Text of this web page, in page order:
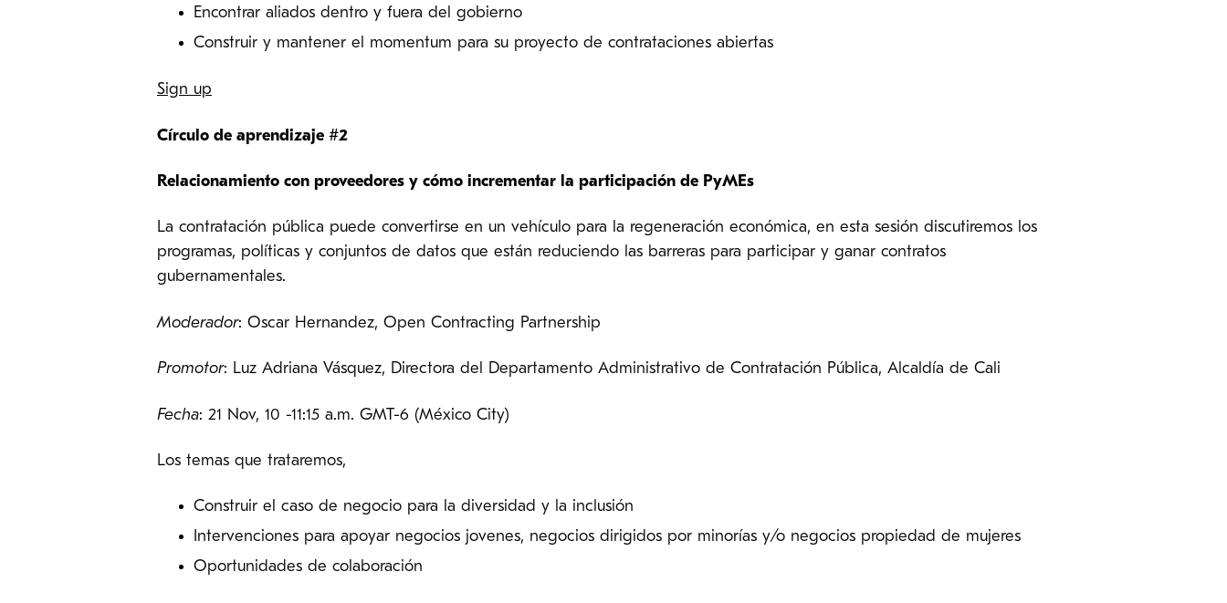
Encontrar aliados dentro y fuera del gobierno
Construir y mantener el momentum para su proyecto de contrataciones abiertas
Sign up
Círculo de aprendizaje #2
Relacionamiento con proveedores y cómo incrementar la participación de PyMEs
La contratación pública puede convertirse en un vehículo para la regeneración económica, en esta sesión discutiremos los
programas, políticas y conjuntos de datos que están reduciendo las barreras para participar y ganar contratos
gubernamentales.
Moderador: Oscar Hernandez, Open Contracting Partnership
Promotor: Luz Adriana Vásquez, Directora del Departamento Administrativo de Contratación Pública, Alcaldía de Cali
Fecha: 21 Nov, 10 -11:15 a.m. GMT-6 (México City)
Los temas que trataremos,
Construir el caso de negocio para la diversidad y la inclusión
Intervenciones para apoyar negocios jovenes, negocios dirigidos por minorías y/o negocios propiedad de mujeres
Oportunidades de colaboración